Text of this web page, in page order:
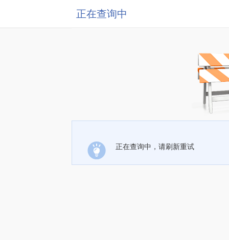
正在查询中
正在查询中，请刷新重试